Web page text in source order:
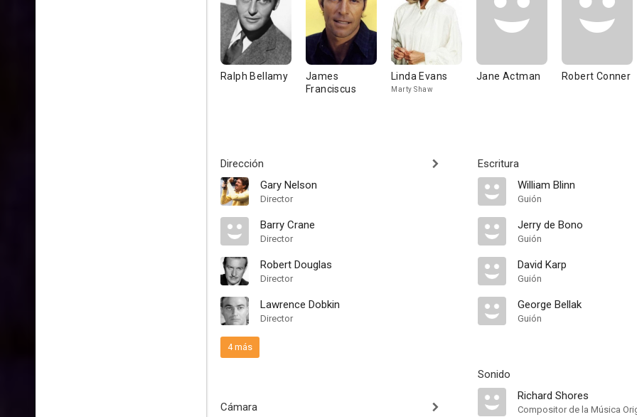
Ralph Bellamy
James
Franciscus
Linda Evans
Marty Shaw
Jane Actman Robert Conner
Dirección
Gary Nelson
Director
Barry Crane
Director
Robert Douglas
Director
Lawrence Dobkin
Director
4 más
Cámara
Escritura
William Blinn
Guión
Jerry de Bono
Guión
David Karp
Guión
George Bellak
Guión
Sonido
Richard Shores
Compositor de la Música